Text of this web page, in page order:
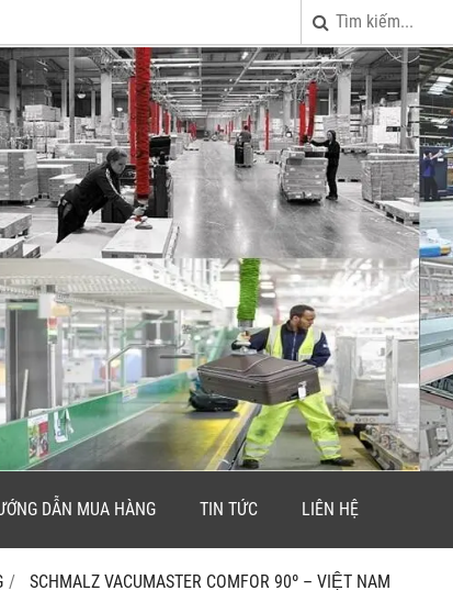
DẪN MUA HÀNG TIN TỨC LIÊN HỆ
SCHMALZ VACUMASTER COMFOR 90º – VIỆT NAM